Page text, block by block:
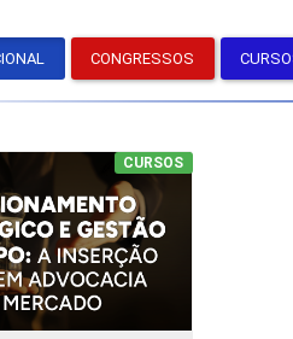
CONGRESSOS
CURSOS